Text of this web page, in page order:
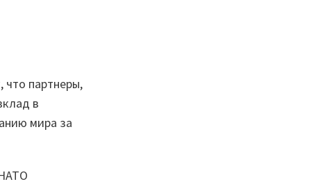
что партнеры,
в
мира за